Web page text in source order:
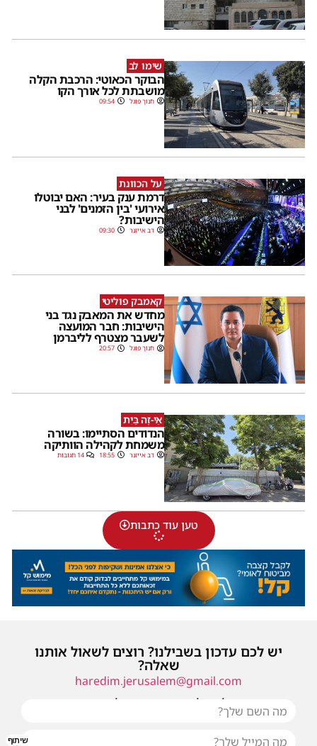
שימו לב
הבוקר הכאוטי: הרכבת הקלה
מושבתת לכל אורך הקו
חנוך פוגל 09:54
על הכוונת
דרמת ענק בעיר: האם יבוטלו
אירועי 'בין הזמנים' לבני
הישיבות?
דב אייזנר 09:30
קאמבק פוליטי
מחדש את המאבק נגד בני
הישיבות: חבר המועצה
לשעבר מצטרף לליברמן
חנוך פוגל 20:57
אֵי-זֶה בַּיִת
הנדודים הסתיימו: בשורה
משמחת לקהילה הוותיקה
דב אייזנר 18:55 14 תגובות
טען עוד כתבות
יש לכם עדכון בשבילנו? רוצים לשאול אותנו
שאלה?
haredim.jerusalem@gmail.com
או שילחו אלינו פנייה ונחזור אליכם בהקדם
שיתוף